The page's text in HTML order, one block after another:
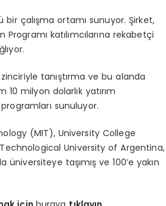
bir çalışma ortamı sunuyor. Şirket,
katılımcılarına rekabetçi
tanıştırma ve bu alanda
milyon dolarlık yatırım
sunuluyor.
(MIT), University College
University of Argentina,
taşımış ve 100’e yakın